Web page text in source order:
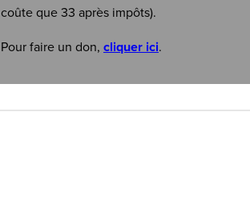
coûte que 33 après impôts).
Pour faire un don, cliquer ici.